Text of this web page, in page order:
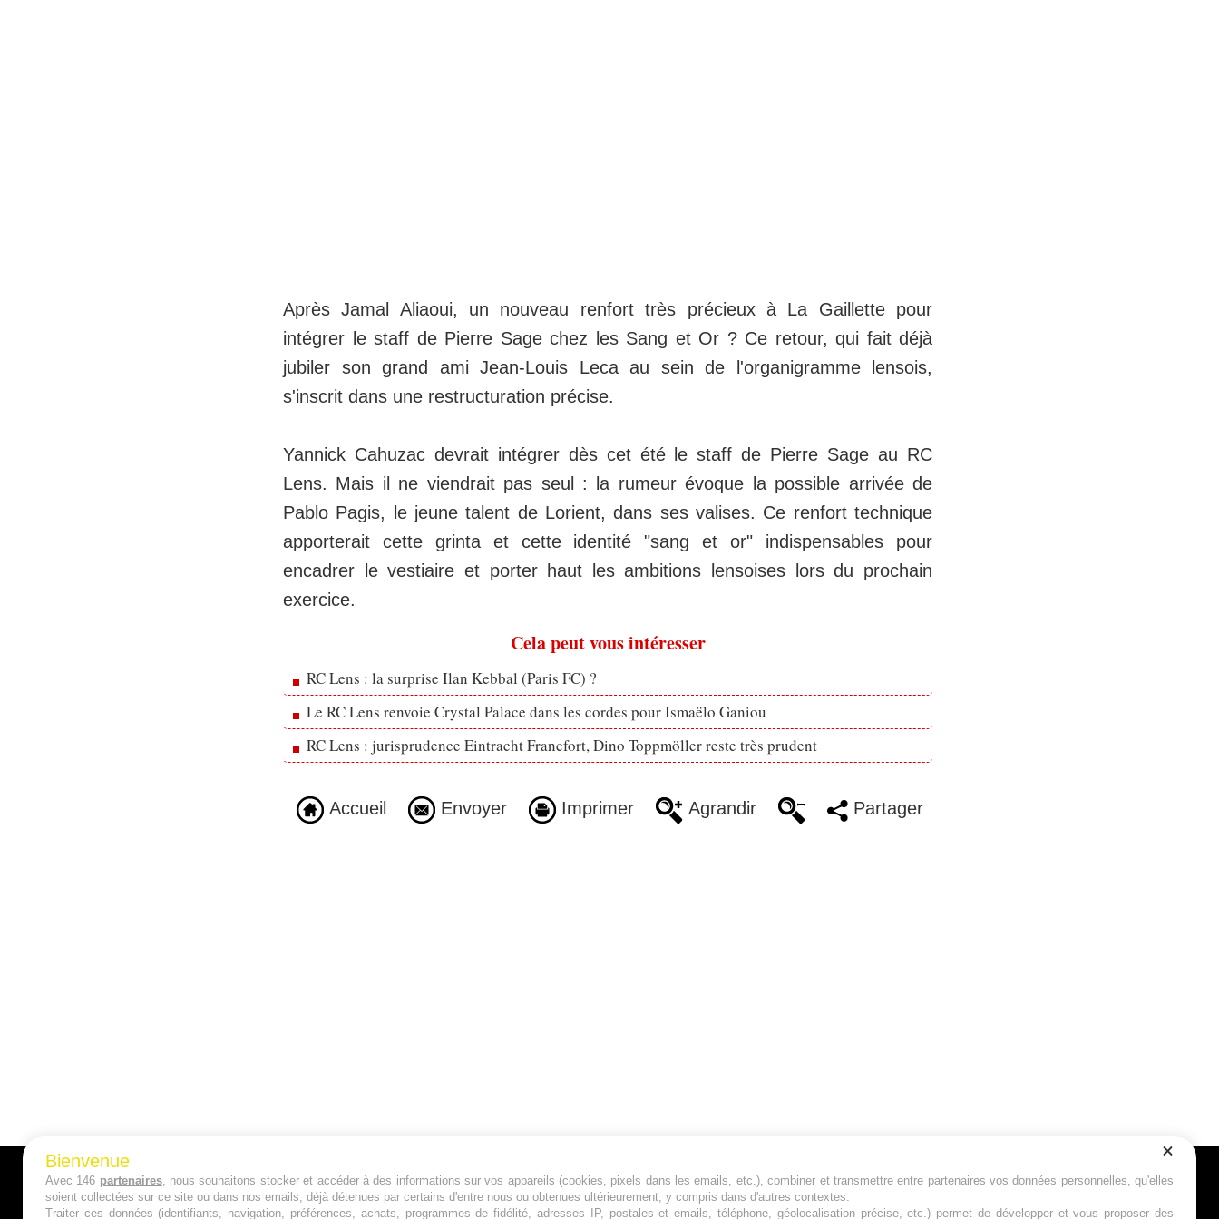
Après Jamal Aliaoui, un nouveau renfort très précieux à La Gaillette pour
intégrer le staff de Pierre Sage chez les Sang et Or ? Ce retour, qui fait déjà
jubiler son grand ami Jean-Louis Leca au sein de l'organigramme lensois,
s'inscrit dans une restructuration précise.
Yannick Cahuzac devrait intégrer dès cet été le staff de Pierre Sage au RC
Lens. Mais il ne viendrait pas seul : la rumeur évoque la possible arrivée de
Pablo Pagis, le jeune talent de Lorient, dans ses valises. Ce renfort technique
apporterait cette grinta et cette identité "sang et or" indispensables pour
encadrer le vestiaire et porter haut les ambitions lensoises lors du prochain
exercice.
Cela peut vous intéresser
RC Lens : la surprise Ilan Kebbal (Paris FC) ?
Le RC Lens renvoie Crystal Palace dans les cordes pour Ismaëlo Ganiou
RC Lens : jurisprudence Eintracht Francfort, Dino Toppmöller reste très prudent
Accueil Envoyer Imprimer Agrandir Partager
A PROPOS
Jeunesfooteux est un média sportif qui traite
principalement de l'actualité de la Ligue 1 et
Suivez-nous
Bienvenue
Avec 146 partenaires, nous souhaitons stocker et accéder à des informations sur vos appareils (cookies, pixels dans les emails, etc.), combiner et transmettre entre partenaires vos données personnelles, qu'elles
soient collectées sur ce site ou dans nos emails, déjà détenues par certains d'entre nous ou obtenues ultérieurement, y compris dans d'autres contextes.
Traiter ces données (identifiants, navigation, préférences, achats, programmes de fidélité, adresses IP, postales et emails, téléphone, géolocalisation précise, etc.) permet de développer et vous proposer des